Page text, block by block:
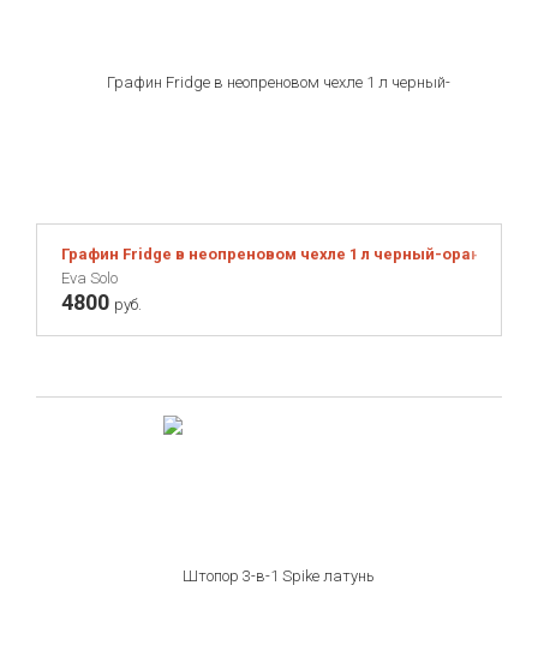
Графин Fridge в неопреновом чехле 1 л черный-оранжевый
Eva Solo
4800 руб.